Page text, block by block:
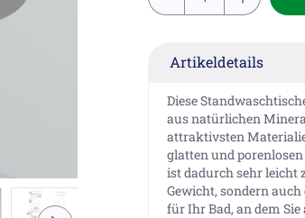
Artikeldetails
Diese
aus natürlichen
attraktivsten
glatten und
ist dadurch sehr leicht
Gewicht, sondern
für Ihr Bad, an dem